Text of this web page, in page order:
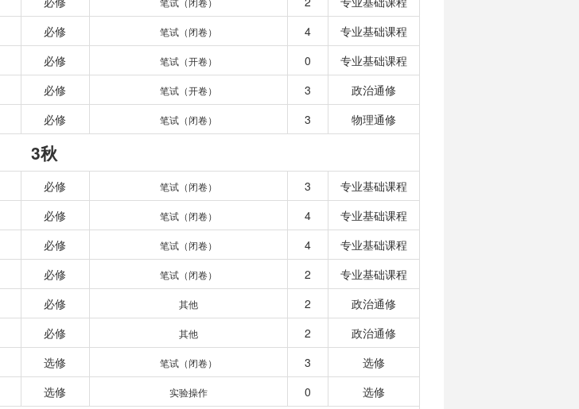
必修 笔试（闭卷） 4
专业基础课程
必修 笔试（开卷） 0
专业基础课程
必修 笔试（开卷） 3
政治通修
必修 笔试（闭卷） 3 物理通修
3秋
必修 笔试（闭卷） 3
专业基础课程
必修 笔试（闭卷） 4
专业基础课程
必修 笔试（闭卷） 4
专业基础课程
必修 笔试（闭卷） 2
专业基础课程
必修 其他 2
政治通修
必修 其他 2
政治通修
选修 笔试（闭卷） 3
选修
选修 实验操作 0 选修